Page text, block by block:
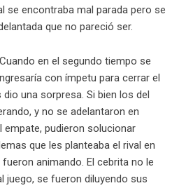
se encontraba mal parada pero se
que no pareció ser.
Cuando en el segundo tiempo se
con ímpetu para cerrar el
una sorpresa. Si bien los del
y no se adelantaron en
empate, pudieron solucionar
que les planteaba el rival en
animando. El cebrita no le
juego, se fueron diluyendo sus